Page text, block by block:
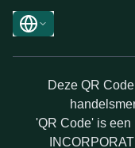
Deze QR
'QR Code' is een